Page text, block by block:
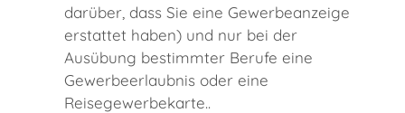
darüber, dass Sie eine Gewerbeanzeige
erstattet haben) und nur bei der
Ausübung bestimmter Berufe eine
Gewerbeerlaubnis oder eine
Reisegewerbekarte..